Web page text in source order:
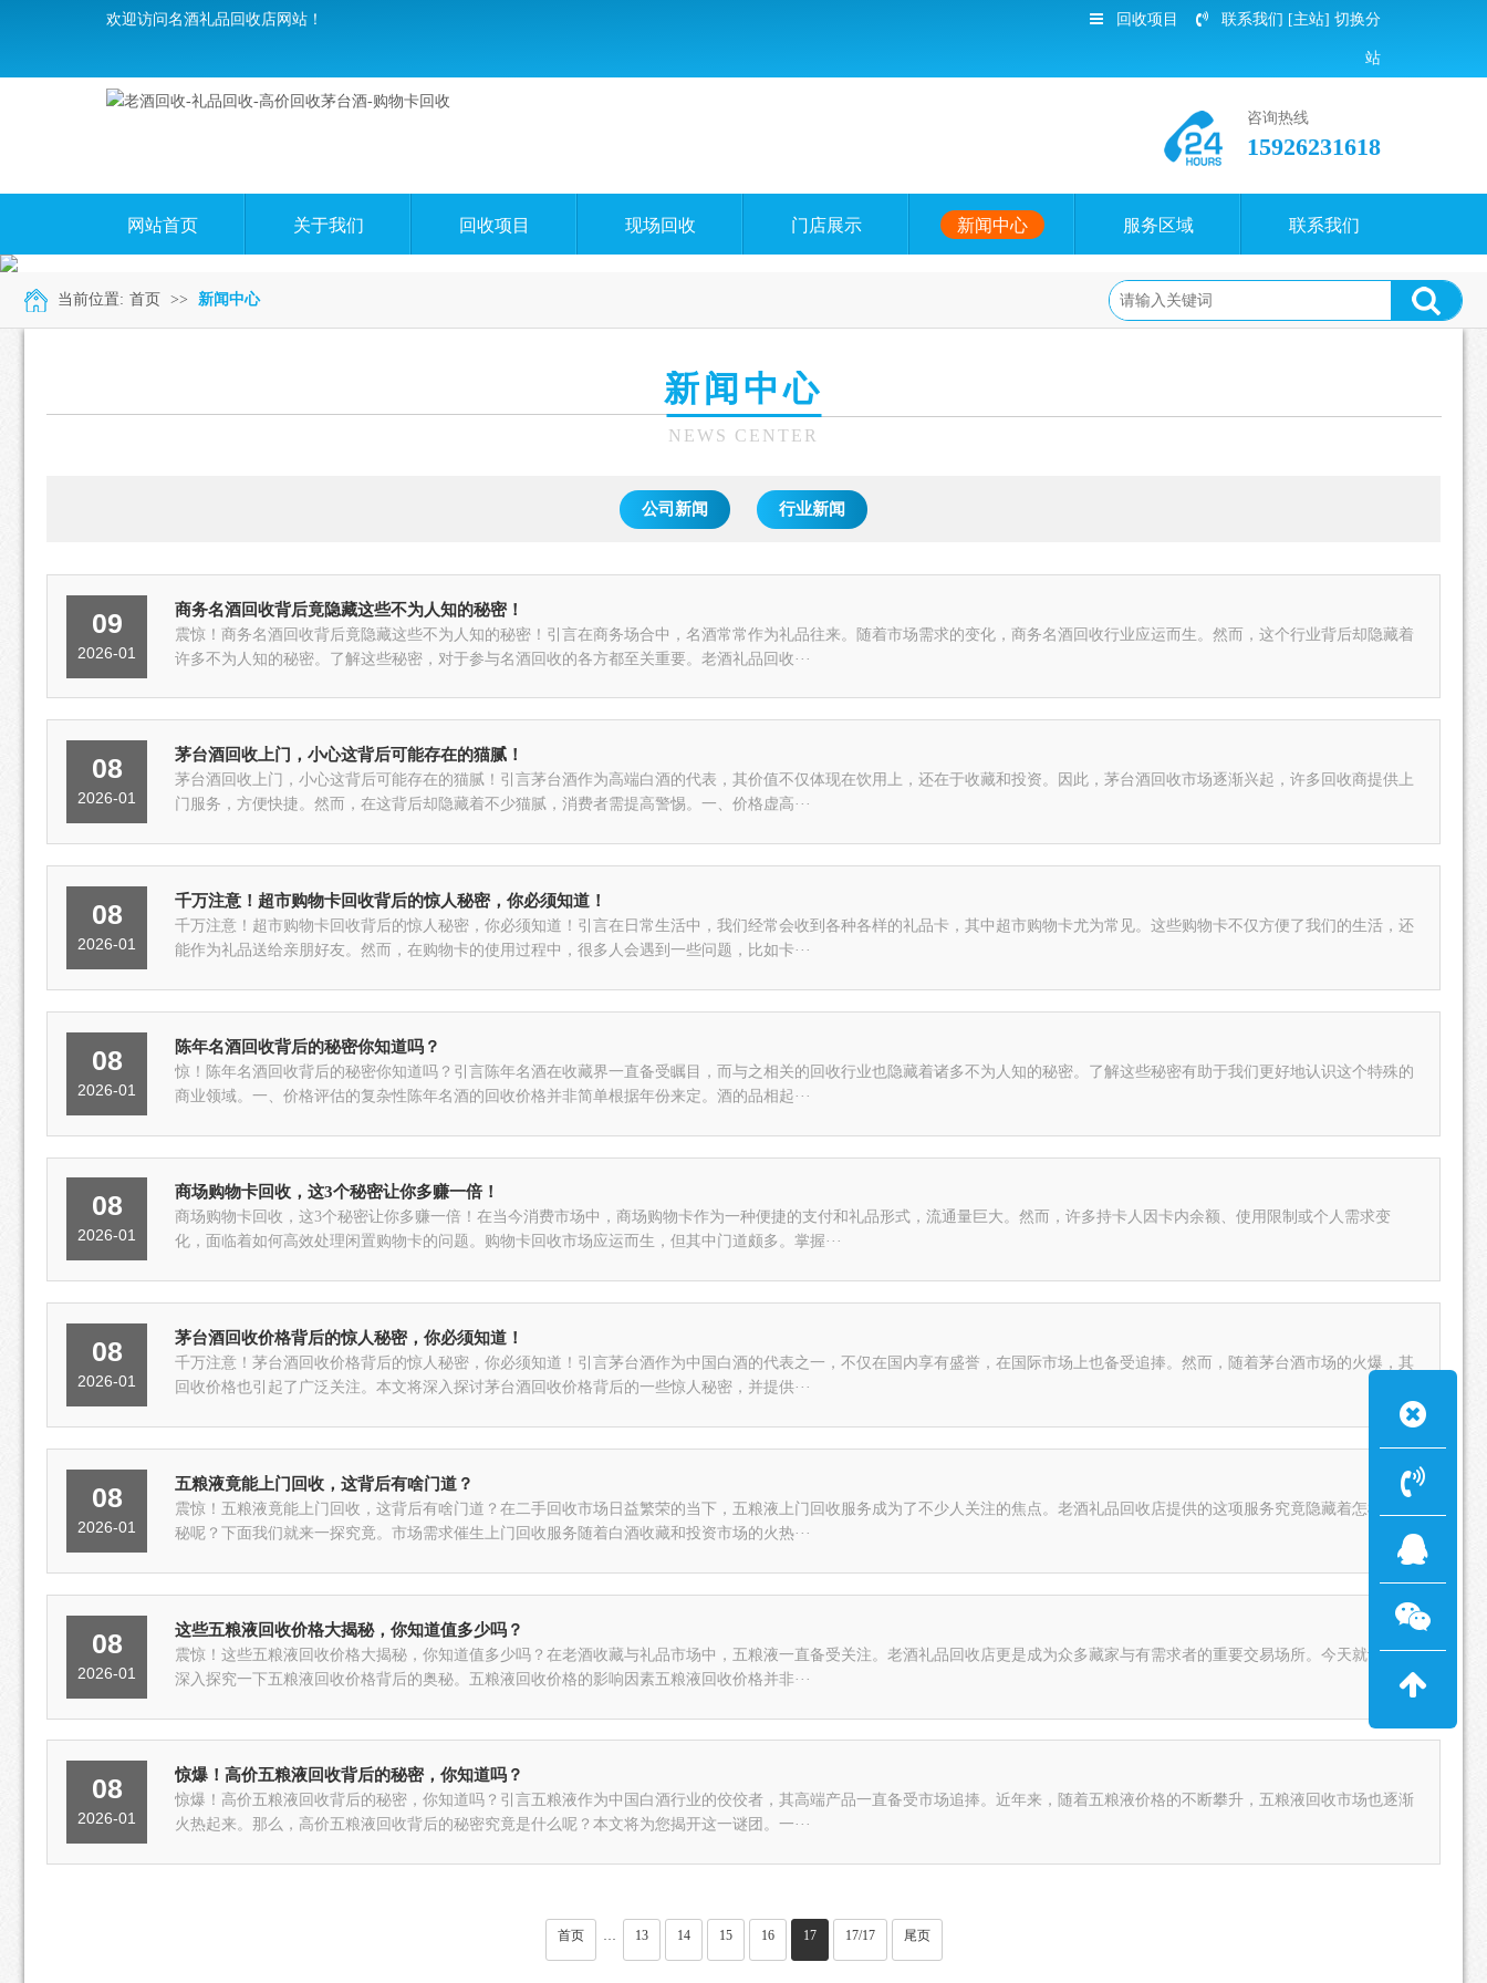
欢迎访问名酒礼品回收店网站！ 回收项目 联系我们 [主站] 切换分
站
咨询热线
15926231618
网站首页 关于我们 回收项目 现场回收 门店展示 新闻中心 服务区域 联系我们
当前位置: 首页 >> 新闻中心
新闻中心
NEWS CENTER
公司新闻 行业新闻
09
2026-01
商务名酒回收背后竟隐藏这些不为人知的秘密！
震惊！商务名酒回收背后竟隐藏这些不为人知的秘密！引言在商务场合中，名酒常常作为礼品往来。随着市场需求的变化，商务名酒回收行业应运而生。然而，这个行业背后却隐藏着
许多不为人知的秘密。了解这些秘密，对于参与名酒回收的各方都至关重要。老酒礼品回收···
08
2026-01
茅台酒回收上门，小心这背后可能存在的猫腻！
茅台酒回收上门，小心这背后可能存在的猫腻！引言茅台酒作为高端白酒的代表，其价值不仅体现在饮用上，还在于收藏和投资。因此，茅台酒回收市场逐渐兴起，许多回收商提供上
门服务，方便快捷。然而，在这背后却隐藏着不少猫腻，消费者需提高警惕。一、价格虚高···
08
2026-01
千万注意！超市购物卡回收背后的惊人秘密，你必须知道！
千万注意！超市购物卡回收背后的惊人秘密，你必须知道！引言在日常生活中，我们经常会收到各种各样的礼品卡，其中超市购物卡尤为常见。这些购物卡不仅方便了我们的生活，还
能作为礼品送给亲朋好友。然而，在购物卡的使用过程中，很多人会遇到一些问题，比如卡···
08
2026-01
陈年名酒回收背后的秘密你知道吗？
惊！陈年名酒回收背后的秘密你知道吗？引言陈年名酒在收藏界一直备受瞩目，而与之相关的回收行业也隐藏着诸多不为人知的秘密。了解这些秘密有助于我们更好地认识这个特殊的
商业领域。一、价格评估的复杂性陈年名酒的回收价格并非简单根据年份来定。酒的品相起···
08
2026-01
商场购物卡回收，这3个秘密让你多赚一倍！
商场购物卡回收，这3个秘密让你多赚一倍！在当今消费市场中，商场购物卡作为一种便捷的支付和礼品形式，流通量巨大。然而，许多持卡人因卡内余额、使用限制或个人需求变
化，面临着如何高效处理闲置购物卡的问题。购物卡回收市场应运而生，但其中门道颇多。掌握···
08
2026-01
茅台酒回收价格背后的惊人秘密，你必须知道！
千万注意！茅台酒回收价格背后的惊人秘密，你必须知道！引言茅台酒作为中国白酒的代表之一，不仅在国内享有盛誉，在国际市场上也备受追捧。然而，随着茅台酒市场的火爆，其
回收价格也引起了广泛关注。本文将深入探讨茅台酒回收价格背后的一些惊人秘密，并提供···
08
2026-01
五粮液竟能上门回收，这背后有啥门道？
震惊！五粮液竟能上门回收，这背后有啥门道？在二手回收市场日益繁荣的当下，五粮液上门回收服务成为了不少人关注的焦点。老酒礼品回收店提供的这项服务究竟隐藏着怎样的奥
秘呢？下面我们就来一探究竟。市场需求催生上门回收服务随着白酒收藏和投资市场的火热···
08
2026-01
这些五粮液回收价格大揭秘，你知道值多少吗？
震惊！这些五粮液回收价格大揭秘，你知道值多少吗？在老酒收藏与礼品市场中，五粮液一直备受关注。老酒礼品回收店更是成为众多藏家与有需求者的重要交易场所。今天就让我们
深入探究一下五粮液回收价格背后的奥秘。五粮液回收价格的影响因素五粮液回收价格并非···
08
2026-01
惊爆！高价五粮液回收背后的秘密，你知道吗？
惊爆！高价五粮液回收背后的秘密，你知道吗？引言五粮液作为中国白酒行业的佼佼者，其高端产品一直备受市场追捧。近年来，随着五粮液价格的不断攀升，五粮液回收市场也逐渐
火热起来。那么，高价五粮液回收背后的秘密究竟是什么呢？本文将为您揭开这一谜团。一···
首页 ··· 13 14 15 16 17 17/17 尾页